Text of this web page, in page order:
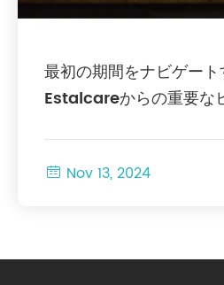
最初の期間をナビゲー
Estalcareからの重要な
 Nov 13, 2024